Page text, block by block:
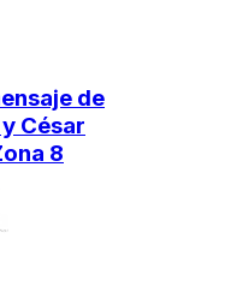
de
César
8